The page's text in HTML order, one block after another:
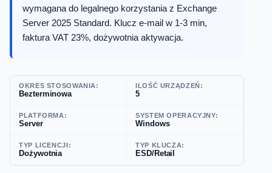
OKRES STOSOWANIA:
Bezterminowa
ILOŚĆ URZĄDZEŃ:
5
PLATFORMA:
Server
SYSTEM OPERACYJNY:
Windows
TYP LICENCJI:
Dożywotnia
TYP KLUCZA:
ESD/Retail
wymagana do legalnego korzystania z Exchange
Server 2025 Standard. Klucz e-mail w 1-3 min,
faktura VAT 23%, dożywotnia aktywacja.